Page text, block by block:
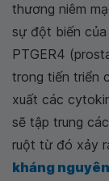
thương niêm
sự đột biến
PTGER4
trong tiến triển
xuất các
sẽ tập trung
ruột từ đó xảy
kháng nguyên